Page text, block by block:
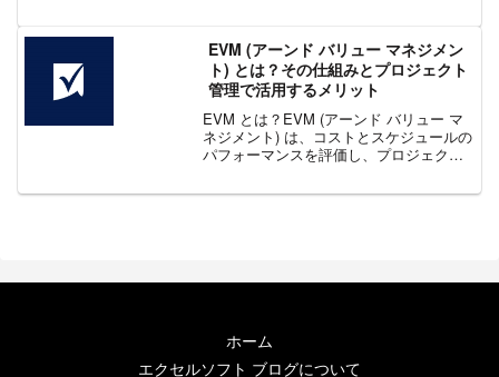
て、SmartBear は SoapUI ...
EVM (アーンド バリュー マネジメン
ト) とは？その仕組みとプロジェクト
管理で活用するメリット
EVM とは？EVM (アーンド バリュー マ
ネジメント) は、コストとスケジュールの
パフォーマンスを評価し、プロジェクト
ト管理手法です。この手法は、予算に従
ホーム
エクセルソフト ブログについて